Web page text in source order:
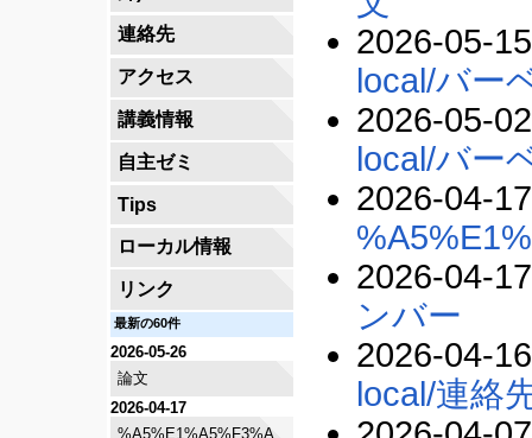
連絡先
アクセス
講義情報
自主ゼミ
Tips
ローカル情報
リンク
最新の60件
2026-05-26
論文
2026-04-17
%A5%E1%A5%F3%A
2026-05-
local/バー
2026-05-
local/バー
2026-04-
2026-04-
ンバー
2026-04-
local/連絡